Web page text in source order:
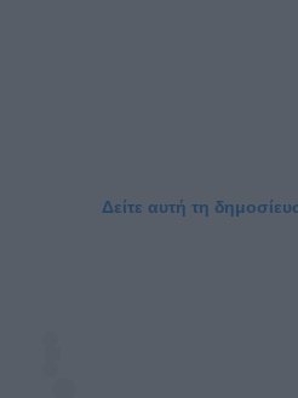
Δείτε αυτή τη